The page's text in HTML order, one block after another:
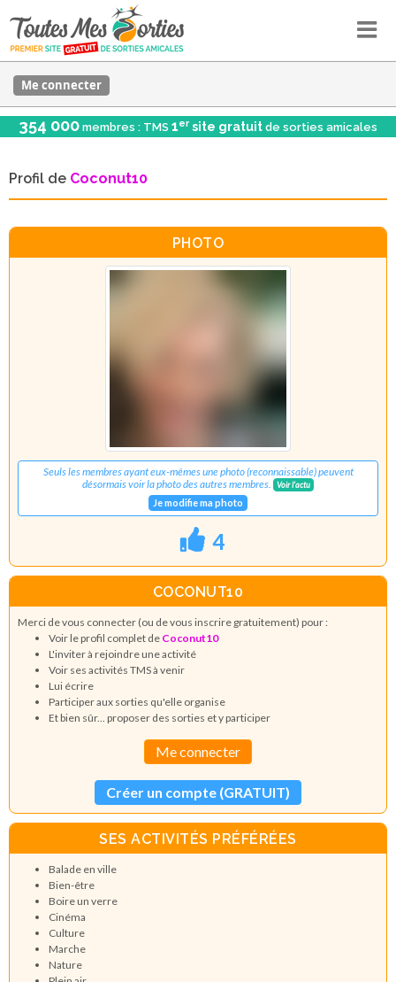
Me connecter
354 000 membres : TMS 1er site gratuit de sorties amicales
Profil de Coconut10
PHOTO
Seuls les membres ayant eux-mêmes une photo (reconnaissable) peuvent
désormais voir la photo des autres membres.
Voir l'actu
Je modifie ma photo
4
COCONUT10
Merci de vous connecter (ou de vous inscrire gratuitement) pour :
Voir le profil complet de Coconut10
L'inviter à rejoindre une activité
Voir ses activités TMS à venir
Lui écrire
Participer aux sorties qu'elle organise
Et bien sûr... proposer des sorties et y participer
Me connecter
Créer un compte (GRATUIT)
SES ACTIVITÉS PRÉFÉRÉES
Balade en ville
Bien-être
Boire un verre
Cinéma
Culture
Marche
Nature